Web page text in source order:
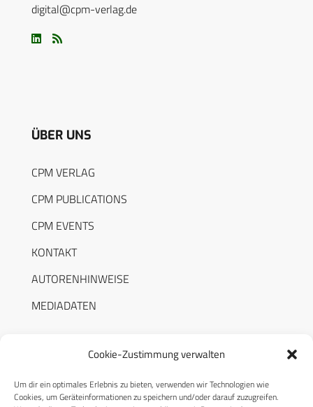
Cookie-Zustimmung verwalten
Um dir ein optimales Erlebnis zu bieten, verwenden wir Technologien wie
Cookies, um Geräteinformationen zu speichern und/oder darauf zuzugreifen.
digital@cpm-verlag.de
ÜBER UNS
CPM VERLAG
CPM PUBLICATIONS
CPM EVENTS
KONTAKT
AUTORENHINWEISE
MEDIADATEN
RECHTLICHES